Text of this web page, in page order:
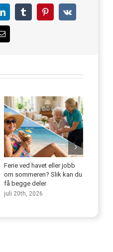
LinkedInTumblrPinterest
Vk
Email
Ferie ved havet eller jobb
om sommeren? Slik kan du
få begge deler
juli 20th, 2026